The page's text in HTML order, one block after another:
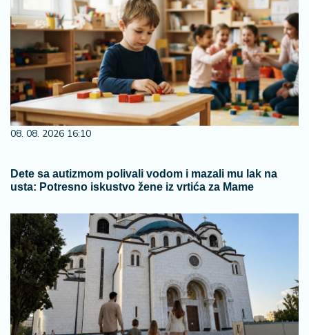
08. 08. 2026 16:10
Dete sa autizmom polivali vodom i mazali mu lak na
usta: Potresno iskustvo žene iz vrtića za Mame